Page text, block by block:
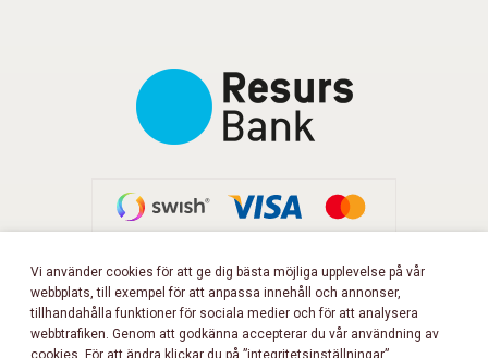
FÖLJ OSS PÅ FACEBOOK!
Vi använder cookies för att ge dig bästa möjliga upplevelse på vår
webbplats, till exempel för att anpassa innehåll och annonser,
tillhandahålla funktioner för sociala medier och för att analysera
webbtrafiken. Genom att godkänna accepterar du vår användning av
cookies. För att ändra klickar du på ”integritetsinställningar”.